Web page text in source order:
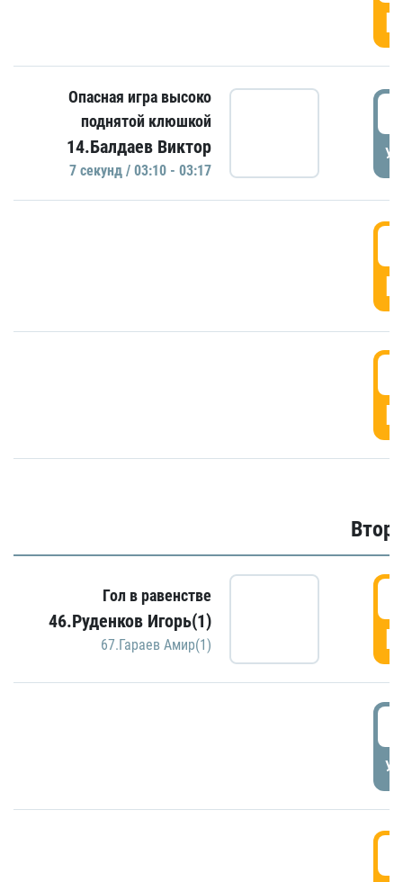
Опасная игра высоко
поднятой клюшкой
14.Балдаев Виктор
7 секунд / 03:10 - 03:17
Гол в равенстве
46.Руденков Игорь(1)
67.Гараев Амир(1)